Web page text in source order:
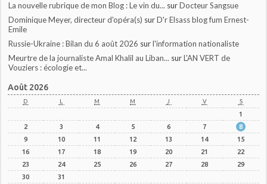
La nouvelle rubrique de mon Blog : Le vin du... surDocteur Sangsue
Dominique Meyer, directeur d'opéra(s) surD'r Elsass blog fum Ernest-
Emile
Russie-Ukraine : Bilan du 6 août 2026 surl'information nationaliste
Meurtre de la journaliste Amal Khalil au Liban... surL'AN VERT de
Vouziers : écologie et...
Août 2026
D L M M J V S
1
2
3 4 5 6 7
8
9
10 11 12 13 14
15
16
17 18 19 20 21
22
23
24 25 26 27 28
29
30
31